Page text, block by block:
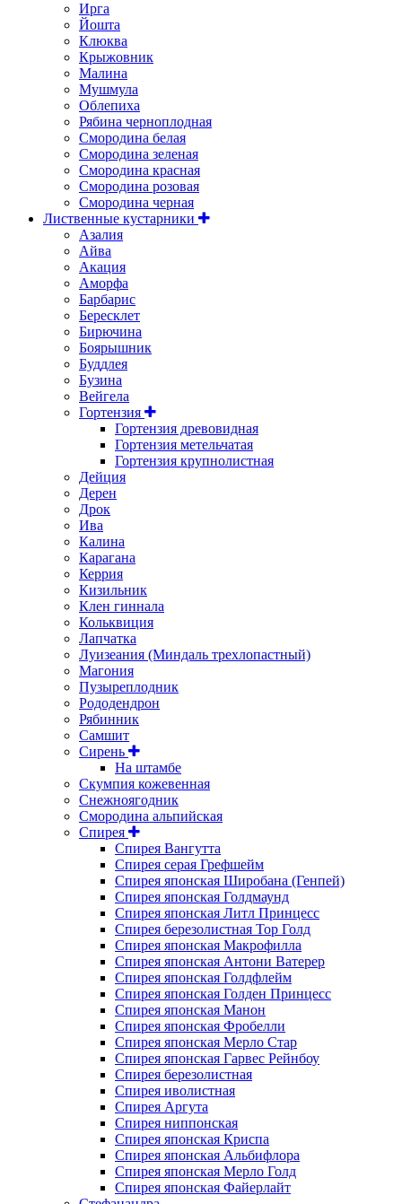
Ирга
Йошта
Клюква
Крыжовник
Малина
Мушмула
Облепиха
Рябина черноплодная
Смородина белая
Смородина зеленая
Смородина красная
Смородина розовая
Смородина черная
Лиственные кустарники
Азалия
Айва
Акация
Аморфа
Барбарис
Бересклет
Бирючина
Боярышник
Буддлея
Бузина
Вейгела
Гортензия
Гортензия древовидная
Гортензия метельчатая
Гортензия крупнолистная
Дейция
Дерен
Дрок
Ива
Калина
Карагана
Керрия
Кизильник
Клен гиннала
Кольквиция
Лапчатка
Луизеания (Миндаль трехлопастный)
Магония
Пузыреплодник
Рододендрон
Рябинник
Самшит
Сирень
На штамбе
Скумпия кожевенная
Снежноягодник
Смородина альпийская
Спирея
Спирея Вангутта
Спирея серая Грефшейм
Спирея японская Широбана (Генпей)
Спирея японская Голдмаунд
Спирея японская Литл Принцесс
Спирея березолистная Тор Голд
Спирея японская Макрофилла
Спирея японская Антони Ватерер
Спирея японская Голдфлейм
Спирея японская Голден Принцесс
Спирея японская Манон
Спирея японская Фробелли
Спирея японская Мерло Стар
Спирея японская Гарвес Рейнбоу
Спирея березолистная
Спирея иволистная
Спирея Аргута
Спирея ниппонская
Спирея японская Криспа
Спирея японская Альбифлора
Спирея японская Мерло Голд
Спирея японская Файерлайт